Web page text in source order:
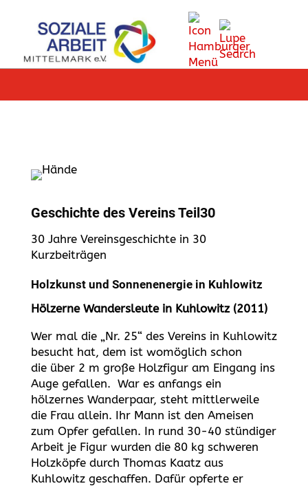
Geschichte des Vereins Teil30
30 Jahre Vereinsgeschichte in 30
Kurzbeiträgen
Holzkunst und Sonnenenergie in Kuhlowitz
Hölzerne Wandersleute in Kuhlowitz (2011)
Wer mal die „Nr. 25“ des Vereins in Kuhlowitz
besucht hat, dem ist womöglich schon
die über 2 m große Holzfigur am Eingang ins
Auge gefallen. War es anfangs ein
hölzernes Wanderpaar, steht mittlerweile
die Frau allein. Ihr Mann ist den Ameisen
zum Opfer gefallen. In rund 30-40 stündiger
Arbeit je Figur wurden die 80 kg schweren
Holzköpfe durch Thomas Kaatz aus
Kuhlowitz geschaffen. Dafür opferte er